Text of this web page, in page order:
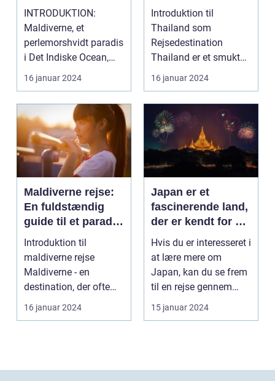
eventyrlystne
rejsende
INTRODUKTION:
Maldiverne, et
perlemorshvidt paradis
i Det Indiske Ocean,
har længe været en
drømmede...
16 januar 2024
kultur
Introduktion til
Thailand som
Rejsedestination
Thailand er et smukt
og fascinerende land
beliggende...
16 januar 2024
Maldiverne rejse:
En fuldstændig
guide til et paradis
på jorden
Introduktion til
maldiverne rejse
Maldiverne - en
destination, der ofte
bringer billeder af
snehvid...
16 januar 2024
Japan er et
fascinerende land,
der er kendt for sin
rige kultur, unikke
traditioner og
fantastiske
naturlandskaber
Hvis du er interesseret i
at lære mere om
Japan, kan du se frem
til en rejse gennem
historien, smage...
15 januar 2024